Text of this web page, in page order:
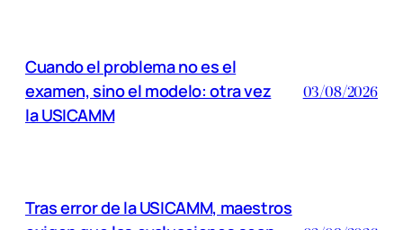
Cuando el problema no es el
examen, sino el modelo: otra vez
la USICAMM
03/08/2026
Tras error de la USICAMM, maestros